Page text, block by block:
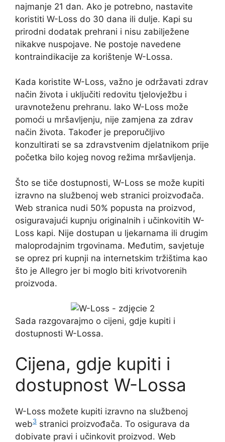
najmanje 21 dan. Ako je potrebno, nastavite
koristiti W-Loss do 30 dana ili dulje. Kapi su
prirodni dodatak prehrani i nisu zabilježene
nikakve nuspojave. Ne postoje navedene
kontraindikacije za korištenje W-Lossa.
Kada koristite W-Loss, važno je održavati zdrav
način života i uključiti redovitu tjelovježbu i
uravnoteženu prehranu. Iako W-Loss može
pomoći u mršavljenju, nije zamjena za zdrav
način života. Također je preporučljivo
konzultirati se sa zdravstvenim djelatnikom prije
početka bilo kojeg novog režima mršavljenja.
Što se tiče dostupnosti, W-Loss se može kupiti
izravno na službenoj web stranici proizvođača.
Web stranica nudi 50% popusta na proizvod,
osiguravajući kupnju originalnih i učinkovitih W-
Loss kapi. Nije dostupan u ljekarnama ili drugim
maloprodajnim trgovinama. Međutim, savjetuje
se oprez pri kupnji na internetskim tržištima kao
što je Allegro jer bi moglo biti krivotvorenih
proizvoda.
Sada razgovarajmo o cijeni, gdje kupiti i
dostupnosti W-Lossa.
Cijena, gdje kupiti i
dostupnost W-Lossa
W-Loss možete kupiti izravno na službenoj
web3 stranici proizvođača. To osigurava da
dobivate pravi i učinkovit proizvod. Web